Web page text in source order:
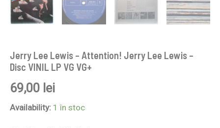
Jerry Lee Lewis – Attention! Jerry Lee Lewis –
Disc VINIL LP VG VG+
69,00 lei
Availability: 1 în stoc